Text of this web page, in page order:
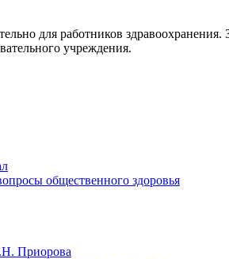
для работников
учреждения.
общественного здоровья
Приорова